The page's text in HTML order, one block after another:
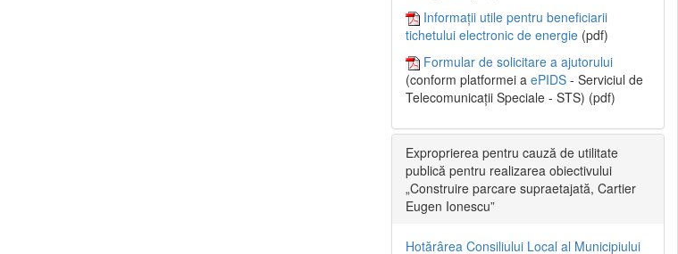
Informații utile pentru beneficiarii
tichetului electronic de energie (pdf)
Formular de solicitare a ajutorului
(conform platformei a ePIDS - Serviciul de
Telecomunicații Speciale - STS) (pdf)
Exproprierea pentru cauză de utilitate
publică pentru realizarea obiectivului
„Construire parcare supraetajată, Cartier
Eugen Ionescu”
Hotărârea Consiliului Local al Municipiului